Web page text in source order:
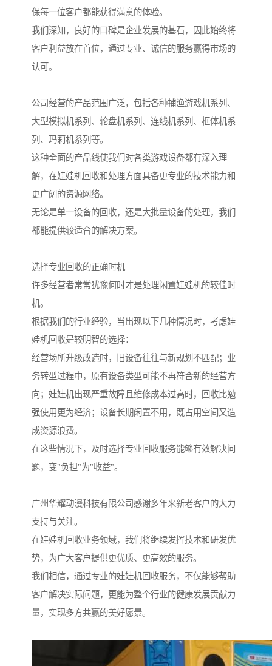
保每一位客户都能获得满意的体验。
我们深知，良好的口碑是企业发展的基石，因此始终将
客户利益放在首位，通过专业、诚信的服务赢得市场的
认可。
公司经营的产品范围广泛，包括各种捕渔游戏机系列、
大型模拟机系列、轮盘机系列、连线机系列、框体机系
列、玛莉机系列等。
这种全面的产品线使我们对各类游戏设备都有深入理
解，在娃娃机回收和处理方面具备更专业的技术能力和
更广阔的资源网络。
无论是单一设备的回收，还是大批量设备的处理，我们
都能提供较适合的解决方案。
选择专业回收的正确时机
许多经营者常常犹豫何时才是处理闲置娃娃机的较佳时
机。
根据我们的行业经验，当出现以下几种情况时，考虑娃
娃机回收是较明智的选择：
经营场所升级改造时，旧设备往往与新规划不匹配；业
务转型过程中，原有设备类型可能不再符合新的经营方
向；娃娃机出现严重故障且维修成本过高时，回收比勉
强使用更为经济；设备长期闲置不用，既占用空间又造
成资源浪费。
在这些情况下，及时选择专业回收服务能够有效解决问
题，变"负担"为"收益"。
广州华耀动漫科技有限公司感谢多年来新老客户的大力
支持与关注。
在娃娃机回收业务领域，我们将继续发挥技术和研发优
势，为广大客户提供更优质、更高效的服务。
我们相信，通过专业的娃娃机回收服务，不仅能够帮助
客户解决实际问题，更能为整个行业的健康发展贡献力
量，实现多方共赢的美好愿景。